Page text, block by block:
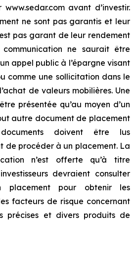
avant d’investir.
ne sont pas garantis et leur
pas garant de leur rendement
ne saurait être
appel public à l’épargne visant
comme une sollicitation dans le
de valeurs mobilières. Une
présentée qu’au moyen d’un
autre document de placement
doivent être lus
de procéder à un placement. La
n’est offerte qu’à titre
devraient consulter
placement pour obtenir les
facteurs de risque concernant
précises et divers produits de